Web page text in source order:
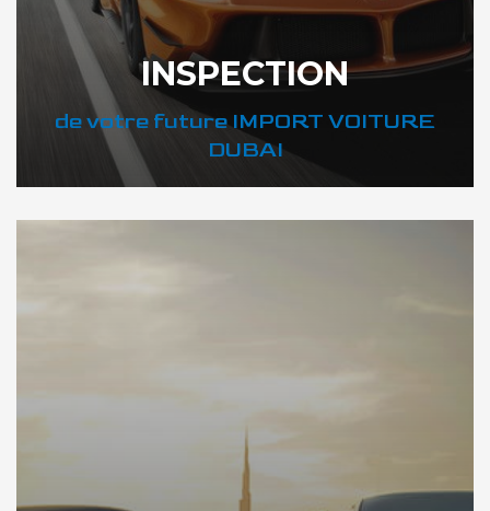
INSPECTION
de votre future IMPORT VOITURE
DUBAI